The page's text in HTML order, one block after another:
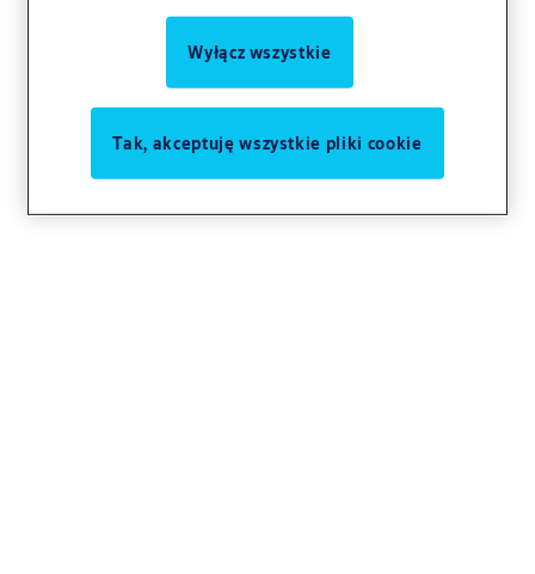
Wyłącz wszystkie
Tak, akceptuję wszystkie pliki cookie